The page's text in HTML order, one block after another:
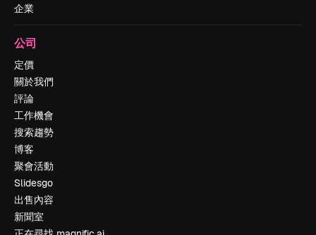
企業
公司
定價
關於我們
評論
工作機會
搜索趨勢
博客
聚會活動
Slidesgo
出售內容
新聞室